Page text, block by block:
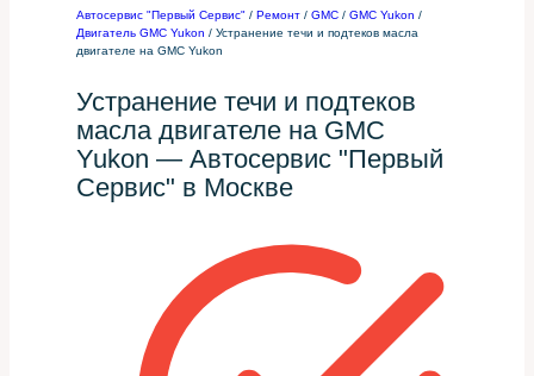
Автосервис "Первый Сервис" / Ремонт / GMC / GMC Yukon /
Двигатель GMC Yukon / Устранение течи и подтеков масла
двигателе на GMC Yukon
Устранение течи и подтеков
масла двигателе на GMC
Yukon — Автосервис "Первый
Сервис" в Москве